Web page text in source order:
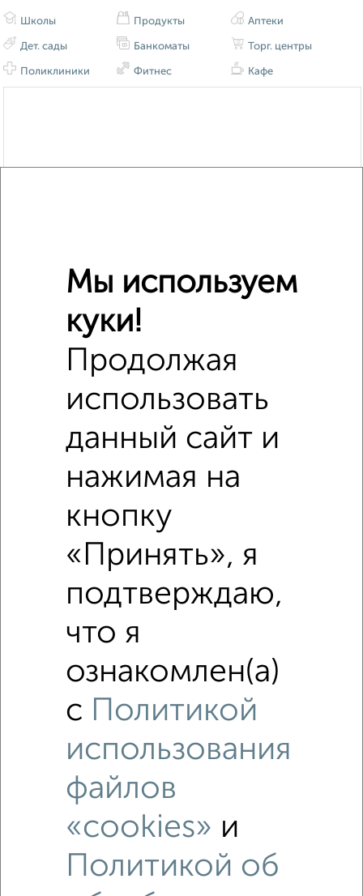
Школы
Дет. сады
Поликлиники
Продукты
Банкоматы
Фитнес
Аптеки
Торг. центры
Кафе
Сравнение средних цен
1‑комнатные квартиры с похожей площадью ±10%
3 380 000
3 330 000
Средняя цена район
Это предложение
Средняя цена по городу
1‑комнатные квартиры недалеко от Пожарная 27
Мы используем
куки!
Продолжая
использовать
данный сайт и
нажимая на
кнопку
«Принять», я
подтверждаю,
что я
ознакомлен(а)
с Политикой
использования
файлов
«cookies» и
Политикой об